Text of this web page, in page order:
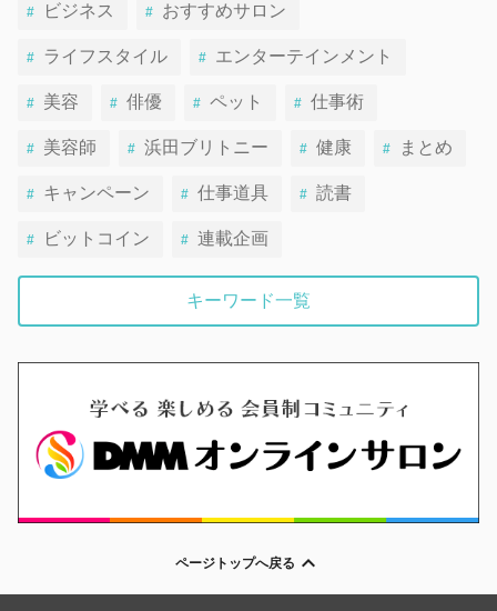
ビジネス おすすめサロン
ライフスタイル エンターテインメント
美容 俳優 ペット 仕事術
美容師 浜田ブリトニー 健康 まとめ
キャンペーン 仕事道具 読書
ビットコイン 連載企画
キーワード一覧
ページトップへ戻る